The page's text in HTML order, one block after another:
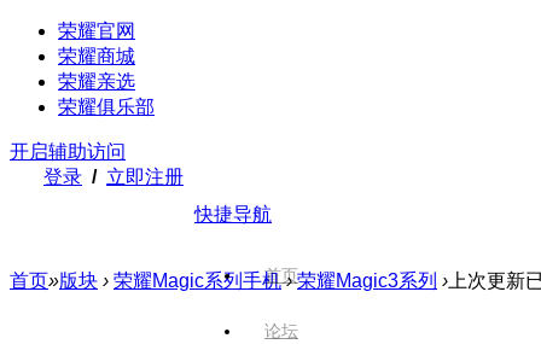
荣耀官网
荣耀商城
荣耀亲选
荣耀俱乐部
开启辅助访问
登录 / 立即注册
快捷导航
首页
论坛
首页»版块 › 荣耀Magic系列手机 › 荣耀Magic3系列 › 上次更新